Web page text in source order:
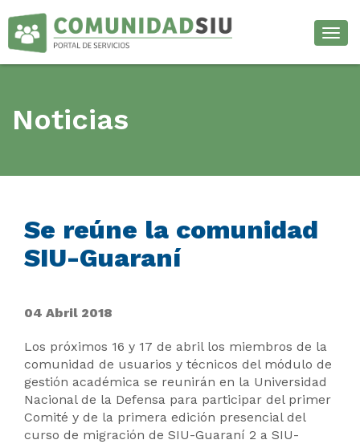
Noticias
Se reúne la comunidad
SIU-Guaraní
04 Abril 2018
Los próximos 16 y 17 de abril los miembros de la
comunidad de usuarios y técnicos del módulo de
gestión académica se reunirán en la Universidad
Nacional de la Defensa para participar del primer
Comité y de la primera edición presencial del
curso de migración de SIU-Guaraní 2 a SIU-